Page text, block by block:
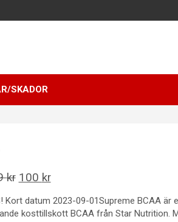
SKADOR
kr Det
priset
100 krDet
priset
Kort datum 2023-09-01Supreme BCAA är
kosttillskott BCAA från Star Nutrition.